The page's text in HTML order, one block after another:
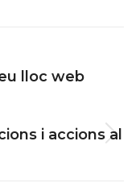
lloc web
i accions al